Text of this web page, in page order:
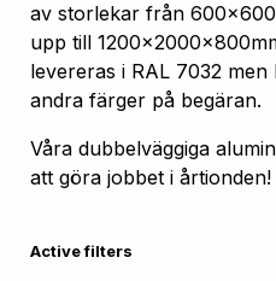
av storlekar från
upp till
levereras i RAL 7032
andra färger på begäran.
Våra dubbelväggiga
att göra jobbet i årtionden!
Active filters